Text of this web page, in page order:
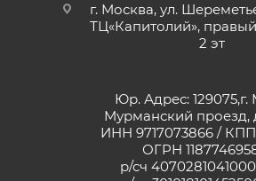
г. Москва, ул.
ТЦ«Капитолий»,
2 эт
Юр. Адрес: 129075,г.
Мурманский проезд,
ИНН 9717073866 / КПП
ОГРН
р/сч